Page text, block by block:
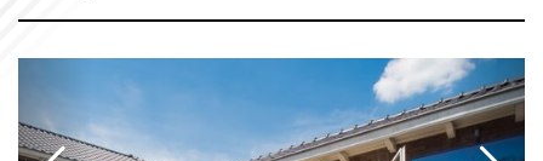
Overzicht Cultuur & Musea